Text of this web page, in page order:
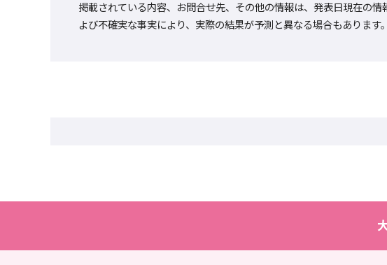
掲載されている内容、お問合せ先、その他の情報は、発表日現在の
よび不確実な事実により、実際の結果が予測と異なる場合もあります